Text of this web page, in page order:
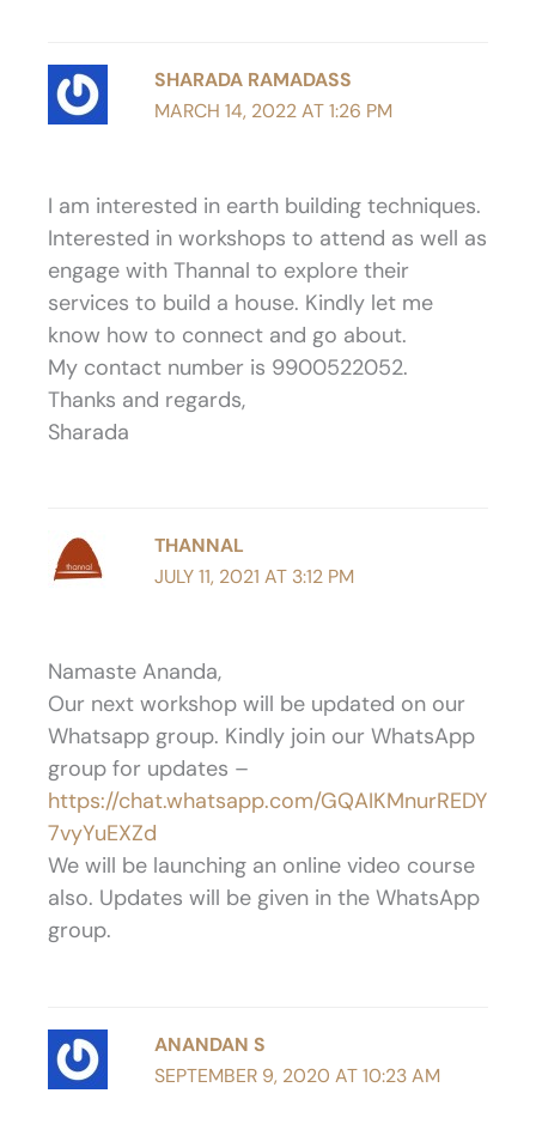
SHARADA RAMADASS
MARCH 14, 2022 AT 1:26 PM
I am interested in earth building techniques.
Interested in workshops to attend as well as
engage with Thannal to explore their
services to build a house. Kindly let me
know how to connect and go about.
My contact number is 9900522052.
Thanks and regards,
Sharada
THANNAL
JULY 11, 2021 AT 3:12 PM
Namaste Ananda,
Our next workshop will be updated on our
Whatsapp group. Kindly join our WhatsApp
group for updates –
https://chat.whatsapp.com/GQAIKMnurREDY
7vyYuEXZd
We will be launching an online video course
also. Updates will be given in the WhatsApp
group.
ANANDAN S
SEPTEMBER 9, 2020 AT 10:23 AM